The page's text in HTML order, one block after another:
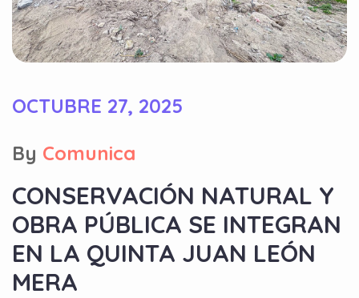
OCTUBRE 27, 2025
By Comunica
CONSERVACIÓN NATURAL Y
OBRA PÚBLICA SE INTEGRAN
EN LA QUINTA JUAN LEÓN
MERA